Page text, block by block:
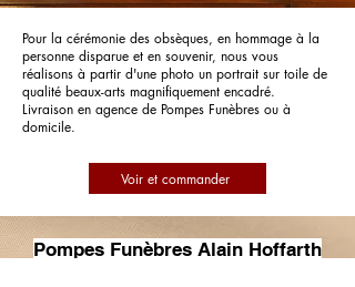
Pour la cérémonie des obsèques, en hommage à la
personne disparue et en souvenir, nous vous
réalisons à partir d'une photo un portrait sur toile de
qualité beaux-arts magnifiquement encadré.
Livraison en agence de Pompes Funèbres ou à
domicile.
Voir et commander
Pompes Funèbres Alain Hoffarth